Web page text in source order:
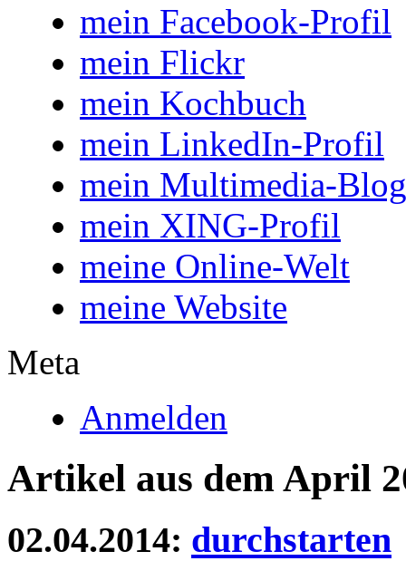
mein Facebook-Profil
mein Flickr
mein Kochbuch
mein LinkedIn-Profil
mein Multimedia-Blog
mein XING-Profil
meine Online-Welt
meine Website
Meta
Anmelden
Artikel aus dem April
02.04.2014: durchstarten